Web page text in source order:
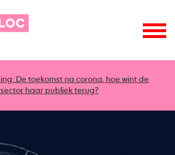
De toekomst na corona, hoe wint de
haar publiek terug?